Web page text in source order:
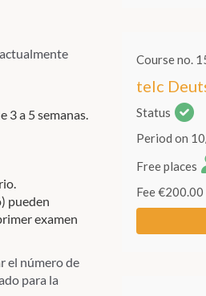
3 a 5 semanas.
pueden
examen
el número de
para la